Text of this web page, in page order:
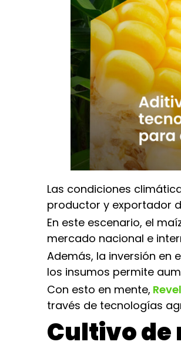
Las condiciones
productor y exportador
En este escenario, el
mercado nacional e
Además, la inversión en
los insumos permite
Con esto en mente,
través de tecnologías
Cultivo de